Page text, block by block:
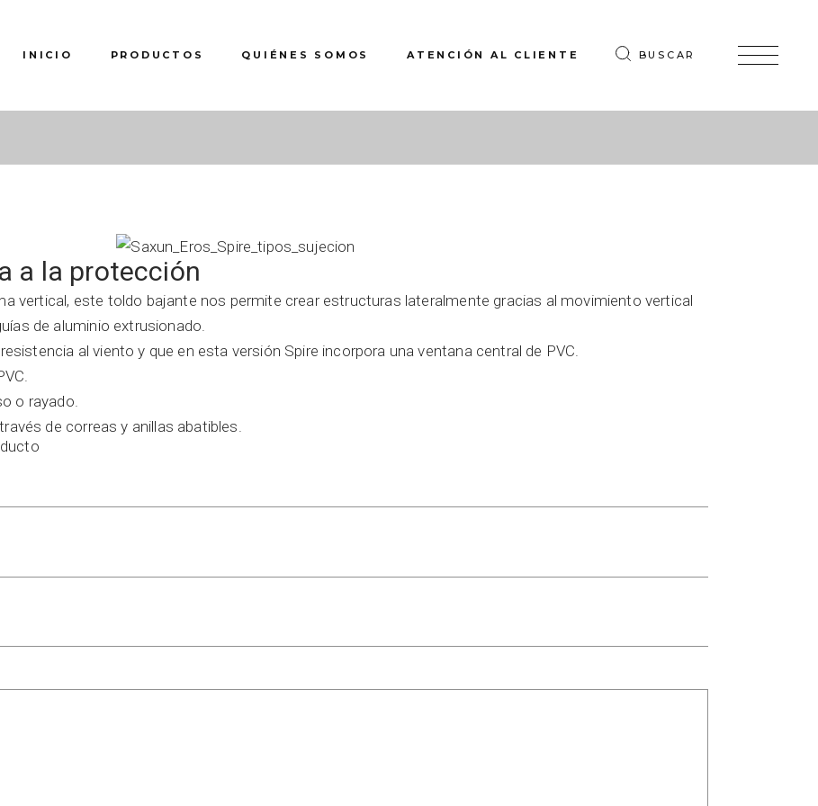
INICIO PRODUCTOS QUIÉNES SOMOS ATENCIÓN AL CLIENTE BUSCAR
a la protección
vertical, este toldo bajante nos permite crear estructuras lateralmente gracias al movimiento vertical
de aluminio extrusionado.
al viento y que en esta versión Spire incorpora una ventana central de PVC.
o rayado.
de correas y anillas abatibles.